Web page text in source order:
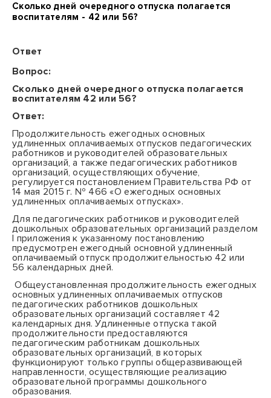
Сколько дней очередного отпуска полагается
воспитателям - 42 или 56?
Ответ
Вопрос:
Сколько дней очередного отпуска полагается
воспитателям 42 или 56?
Ответ:
Продолжительность ежегодных основных
удлиненных оплачиваемых отпусков педагогических
работников и руководителей образовательных
организаций, а также педагогических работников
организаций, осуществляющих обучение,
регулируется постановлением Правительства РФ от
14 мая 2015 г. № 466 «О ежегодных основных
удлиненных оплачиваемых отпусках».
Для педагогических работников и руководителей
дошкольных образовательных организаций разделом
I приложения к указанному постановлению
предусмотрен ежегодный основной удлиненный
оплачиваемый отпуск продолжительностью 42 или
56 календарных дней.
Общеустановленная продолжительность ежегодных
основных удлиненных оплачиваемых отпусков
педагогических работников дошкольных
образовательных организаций составляет 42
календарных дня. Удлиненные отпуска такой
продолжительности предоставляются
педагогическим работникам дошкольных
образовательных организаций, в которых
функционируют толькогруппы общеразвивающей
направленности, осуществляющие реализацию
образовательной программы дошкольного
образования.